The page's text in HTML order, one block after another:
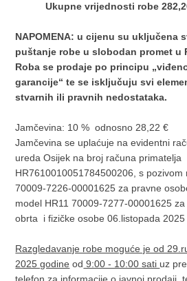
Ukupne vrijednosti robe
NAPOMENA: u cijenu su uključena
puštanje robe u slobodan promet u
Roba se prodaje po principu
garancije“ te se isključuju svi
stvarnih ili pravnih nedostataka.
Jamčevina: 10 % odnosno 28,22 €
Jamčevina se uplaćuje na evidentni
ureda Osijek na broj računa primatelja
HR7610010051784500206, s pozivom
70009-7226-00001625 za pravne
model HR11 70009-7277-00001625
obrta i fizičke osobe 06.listopada
Razgledavanje robe moguće je od
2025 godine od 9:00 - 10:00 sati uz